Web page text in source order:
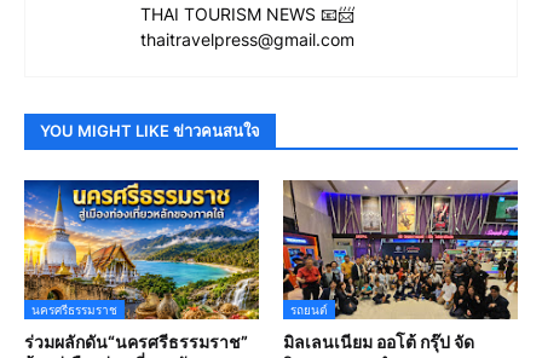
THAI TOURISM NEWS 📧📨
thaitravelpress@gmail.com
YOU MIGHT LIKE ข่าวคนสนใจ
นครศรีธรรมราช
ร่วมผลักดัน“นครศรีธรรมราช”
รถยนต์
มิลเลนเนียม ออโต้ กรุ๊ป จัด